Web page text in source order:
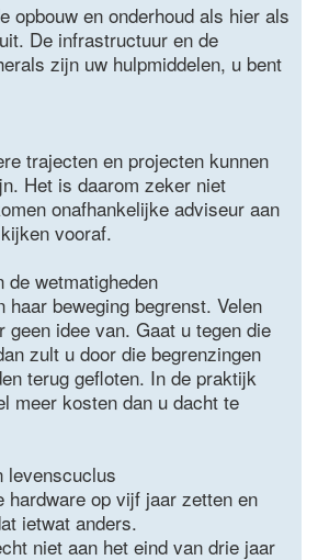
opbouw en onderhoud als hier als
De infrastructuur en de
zijn uw hulpmiddelen, u bent
trajecten en projecten kunnen
Het is daarom zeker niet
onafhankelijke adviseur aan
vooraf.
wetmatigheden
haar beweging begrenst. Velen
geen idee van. Gaat u tegen die
zult u door die begrenzingen
terug gefloten. In de praktijk
meer kosten dan u dacht te
levenscuclus
hardware op vijf jaar zetten en
ietwat anders.
niet aan het eind van drie jaar